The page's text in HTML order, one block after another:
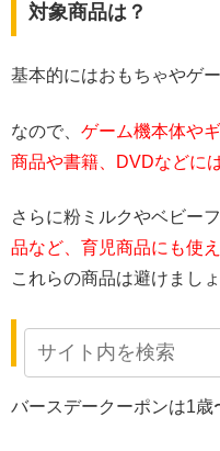
対象商品は？
基本的にはおもちゃやゲ
なので、 ゲーム機本体や
商品や書籍、DVDなどに
さらに粉ミルクやベビー
品など、育児商品にも使
これらの商品は避けましょ
バースデークーポン
バースデークーポンは1歳